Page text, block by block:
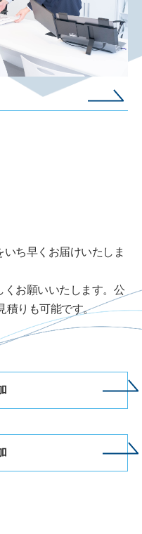
ち早くお届けいたしま
お願いいたします。公
積りも可能です。